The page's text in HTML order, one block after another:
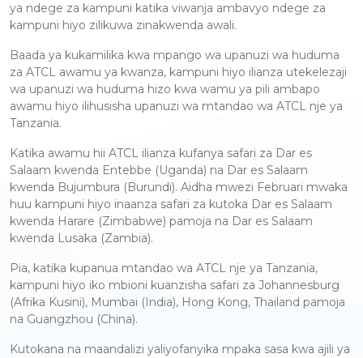
ya ndege za kampuni katika viwanja ambavyo ndege za
kampuni hiyo zilikuwa zinakwenda awali.
Baada ya kukamilika kwa mpango wa upanuzi wa huduma
za ATCL awamu ya kwanza, kampuni hiyo ilianza utekelezaji
wa upanuzi wa huduma hizo kwa wamu ya pili ambapo
awamu hiyo ilihusisha upanuzi wa mtandao wa ATCL nje ya
Tanzania.
Katika awamu hii ATCL ilianza kufanya safari za Dar es
Salaam kwenda Entebbe (Uganda) na Dar es Salaam
kwenda Bujumbura (Burundi). Aidha mwezi Februari mwaka
huu kampuni hiyo inaanza safari za kutoka Dar es Salaam
kwenda Harare (Zimbabwe) pamoja na Dar es Salaam
kwenda Lusaka (Zambia).
Pia, katika kupanua mtandao wa ATCL nje ya Tanzania,
kampuni hiyo iko mbioni kuanzisha safari za Johannesburg
(Afrika Kusini), Mumbai (India), Hong Kong, Thailand pamoja
na Guangzhou (China).
Kutokana na maandalizi yaliyofanyika mpaka sasa kwa ajili ya